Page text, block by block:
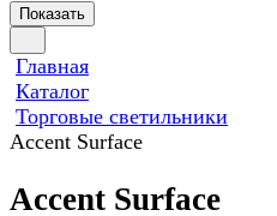
Показать
Главная
Каталог
Торговые светильники
Accent Surface
Accent Surface